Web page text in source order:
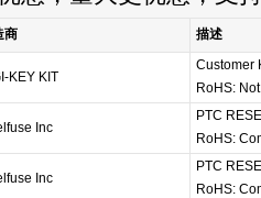
商
描述
KEY KIT
Customer
RoHS:
Inc
PTC
RoHS:
Inc
PTC
RoHS: